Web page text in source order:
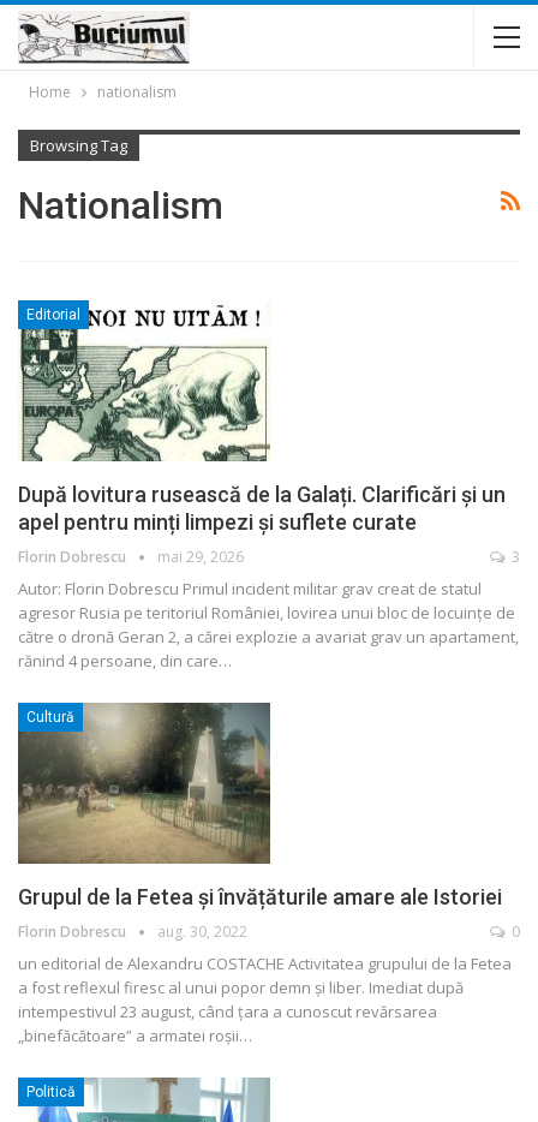
Home nationalism
Browsing Tag
Nationalism
Editorial
După lovitura rusească de la Galați. Clarificări și un
apel pentru minți limpezi și suflete curate
Florin Dobrescu mai 29, 2026 3
Autor: Florin Dobrescu Primul incident militar grav creat de statul
agresor Rusia pe teritoriul României, lovirea unui bloc de locuințe de
către o dronă Geran 2, a cărei explozie a avariat grav un apartament,
rănind 4 persoane, din care…
Cultură
Grupul de la Fetea și învățăturile amare ale Istoriei
Florin Dobrescu aug. 30, 2022 0
un editorial de Alexandru COSTACHE Activitatea grupului de la Fetea
a fost reflexul firesc al unui popor demn și liber. Imediat după
intempestivul 23 august, când țara a cunoscut revărsarea
„binefăcătoare” a armatei roșii…
Politică